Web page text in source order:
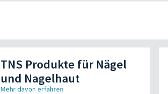
TNS Produkte für Nägel
und Nagelhaut
Mehr davon erfahren